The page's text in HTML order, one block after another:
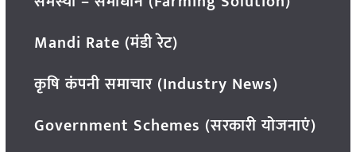
Mandi Rate (मंडी रेट)
कृषि कंपनी समाचार (Industry News)
Government Schemes (सरकारी योजनाएं)